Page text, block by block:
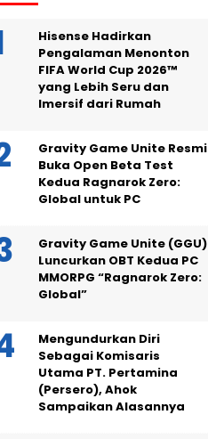
Hisense Hadirkan
Pengalaman Menonton
FIFA World Cup 2026™
yang Lebih Seru dan
Imersif dari Rumah
Gravity Game Unite Resmi
Buka Open Beta Test
Kedua Ragnarok Zero:
Global untuk PC
Gravity Game Unite (GGU)
Luncurkan OBT Kedua PC
MMORPG “Ragnarok Zero:
Global”
Mengundurkan Diri
Sebagai Komisaris
Utama PT. Pertamina
(Persero), Ahok
Sampaikan Alasannya